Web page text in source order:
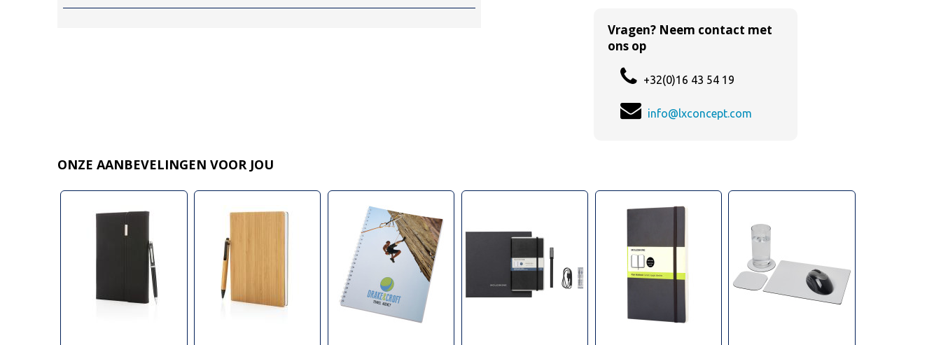
Vragen? Neem contact met
ons op
+32(0)16 43 54 19
info@lxconcept.com
ONZE AANBEVELINGEN VOOR JOU